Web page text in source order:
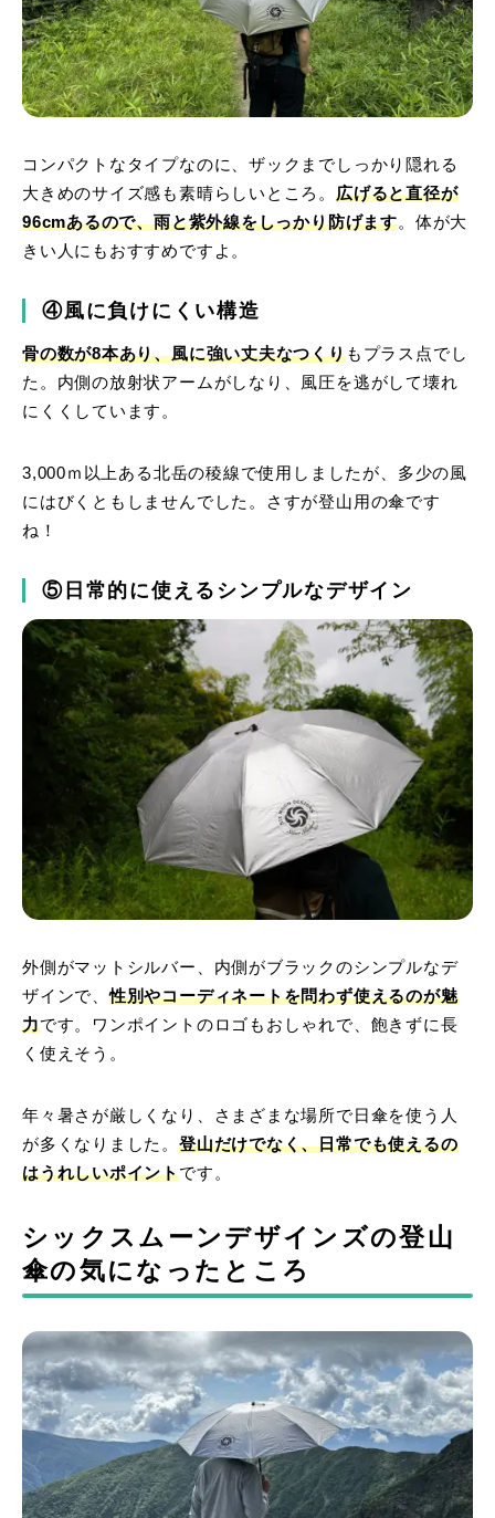
コンパクトなタイプなのに、ザックまでしっかり隠れる
大きめのサイズ感も素晴らしいところ。広げると直径が
96cmあるので、雨と紫外線をしっかり防げます。体が大
きい人にもおすすめですよ。
④風に負けにくい構造
骨の数が8本あり、風に強い丈夫なつくりもプラス点でし
た。内側の放射状アームがしなり、風圧を逃がして壊れ
にくくしています。
3,000ｍ以上ある北岳の稜線で使用しましたが、多少の風
にはびくともしませんでした。さすが登山用の傘です
ね！
⑤日常的に使えるシンプルなデザイン
外側がマットシルバー、内側がブラックのシンプルなデ
ザインで、性別やコーディネートを問わず使えるのが魅
力です。ワンポイントのロゴもおしゃれで、飽きずに長
く使えそう。
年々暑さが厳しくなり、さまざまな場所で日傘を使う人
が多くなりました。登山だけでなく、日常でも使えるの
はうれしいポイントです。
シックスムーンデザインズの登山
傘の気になったところ